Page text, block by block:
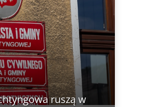
ruszą w